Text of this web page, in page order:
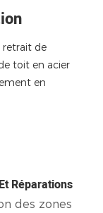
Réparations
des zones